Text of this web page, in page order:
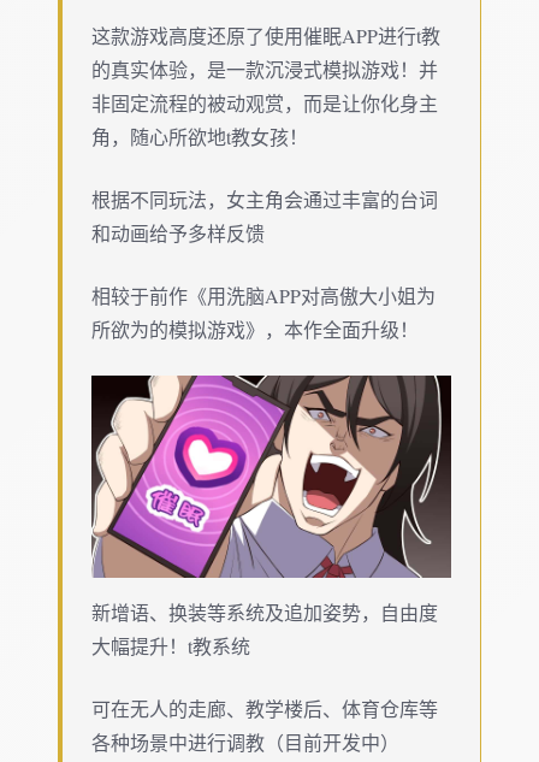
这款游戏高度还原了使用催眠APP进行t教
的真实体验，是一款沉浸式模拟游戏！并
非固定流程的被动观赏，而是让你化身主
角，随心所欲地t教女孩！
根据不同玩法，女主角会通过丰富的台词
和动画给予多样反馈
相较于前作《用洗脑APP对高傲大小姐为
所欲为的模拟游戏》，本作全面升级！
新增语、换装等系统及追加姿势，自由度
大幅提升！t教系统
可在无人的走廊、教学楼后、体育仓库等
各种场景中进行调教（目前开发中）